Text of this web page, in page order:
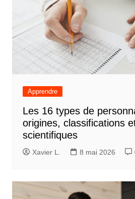
Apprendre
Les 16 types de
origines, classifications
scientifiques
Xavier L. 8 mai 2026